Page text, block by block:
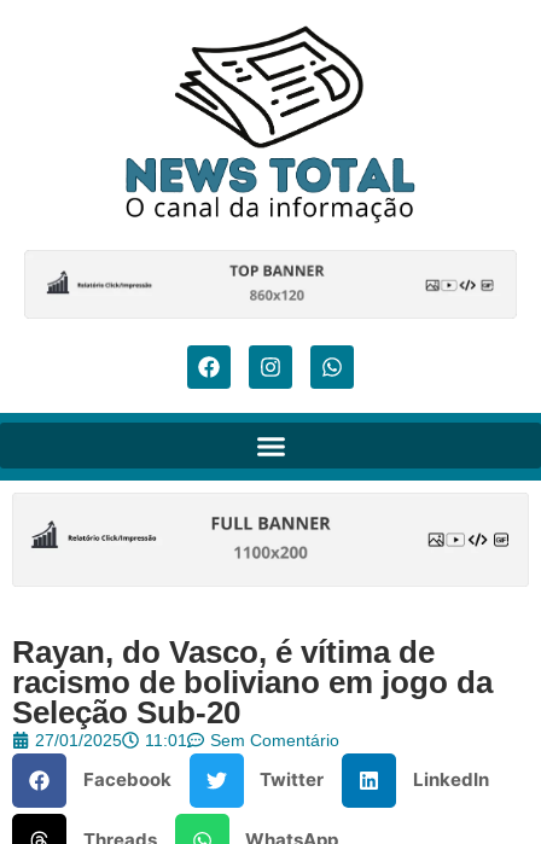
Rayan, do Vasco, é vítima de
racismo de boliviano em jogo da
Seleção Sub-20
27/01/2025 11:01 Sem Comentário
Facebook Twitter LinkedIn